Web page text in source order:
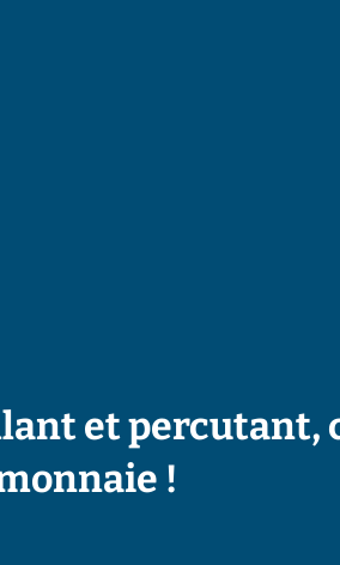
et percutant,
!